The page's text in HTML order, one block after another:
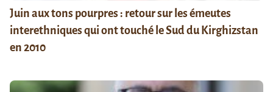
Juin aux tons pourpres : retour sur les émeutes
interethniques qui ont touché le Sud du Kirghizstan
en 2010